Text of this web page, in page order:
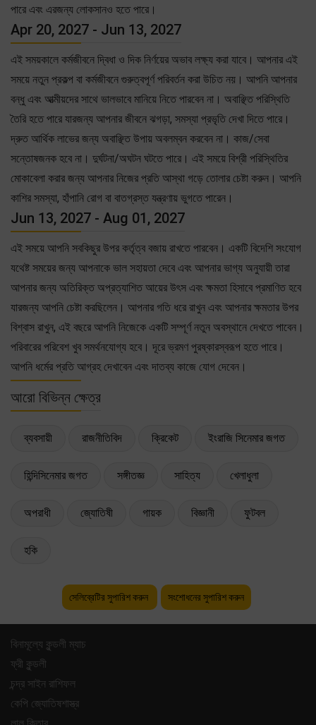
পারে এবং এরজন্য লোকসানও হতে পারে।
Apr 20, 2027 - Jun 13, 2027
এই সময়কালে কর্মজীবনে দ্বিধা ও দিক নির্ণয়ের অভাব লক্ষ্য করা যাবে। আপনার এই
সময়ে নতুন প্রকল্প বা কর্মজীবনে গুরুত্বপূর্ণ পরিবর্তন করা উচিত নয়। আপনি আপনার
বন্ধু এবং আত্মীয়দের সাথে ভালভাবে মানিয়ে নিতে পারবেন না। অবাঞ্ছিত পরিস্থিতি
তৈরি হতে পারে যারজন্য আপনার জীবনে ঝগড়া, সমস্যা প্রভৃতি দেখা দিতে পারে।
দ্রুত আর্থিক লাভের জন্য অবাঞ্ছিত উপায় অবলম্বন করবেন না। কাজ/সেবা
সন্তোষজনক হবে না। দুর্ঘটনা/অঘটন ঘটতে পারে। এই সময়ে বিশ্রী পরিস্থিতির
মোকাবেলা করার জন্য আপনার নিজের প্রতি আস্থা গড়ে তোলার চেষ্টা করুন। আপনি
কাশির সমস্যা, হাঁপানি রোগ বা বাতগ্রস্ত যন্ত্রণায় ভুগতে পারেন।
Jun 13, 2027 - Aug 01, 2027
এই সময়ে আপনি সবকিছুর উপর কর্তৃত্ব বজায় রাখতে পারবেন। একটি বিদেশি সংযোগ
যথেষ্ট সময়ের জন্য আপনাকে ভাল সহায়তা দেবে এবং আপনার ভাগ্য অনুযায়ী তারা
আপনার জন্য অতিরিক্ত অপ্রত্যাশিত আয়ের উৎস এবং ক্ষমতা হিসাবে প্রমাণিত হবে
যারজন্য আপনি চেষ্টা করছিলেন। আপনার গতি ধরে রাখুন এবং আপনার ক্ষমতার উপর
বিশ্বাস রাখুন, এই বছরে আপনি নিজেকে একটি সম্পূর্ণ নতুন অবস্থানে দেখতে পাবেন।
পরিবারের পরিবেশ খুব সমর্থনযোগ্য হবে। দূরে ভ্রমণ পুরষ্কারস্বরূপ হতে পারে।
আপনি ধর্মের প্রতি আগ্রহ দেখাবেন এবং দাতব্য কাজে যোগ দেবেন।
আরো বিভিন্ন ক্ষেত্র
ব্যবসায়ী রাজনীতিবিদ ক্রিকেট ইংরাজি সিনেমার জগত
হিন্দিসিনেমার জগত সঙ্গীতজ্ঞ সাহিত্য খেলাধুলা
অপরাধী জ্যোতিষী গায়ক বিজ্ঞানী ফুটবল
হকি
সেলিব্রেটির সুপারিশ করুন সংশোধনের সুপারিশ করুন
বিনামূল্যে কুন্ডলী ম্যাচ
ফ্রী কুন্ডলী
চন্দ্র সাইন রাশিফল
কেপি জ্যোতিষশাস্ত্র